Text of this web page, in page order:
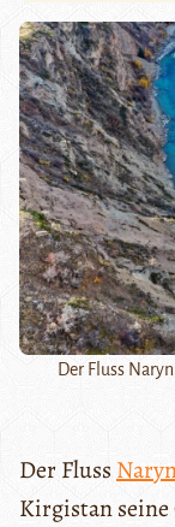
Der Fluss
Der Fluss
Kirgistan